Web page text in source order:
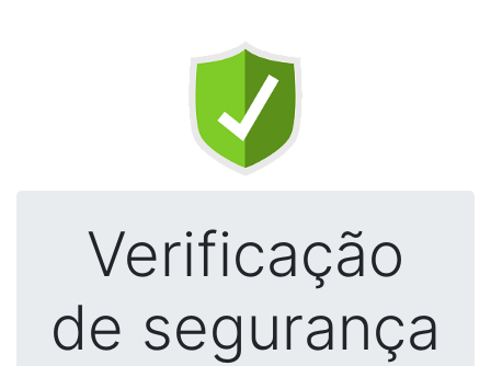
Verificação
de segurança